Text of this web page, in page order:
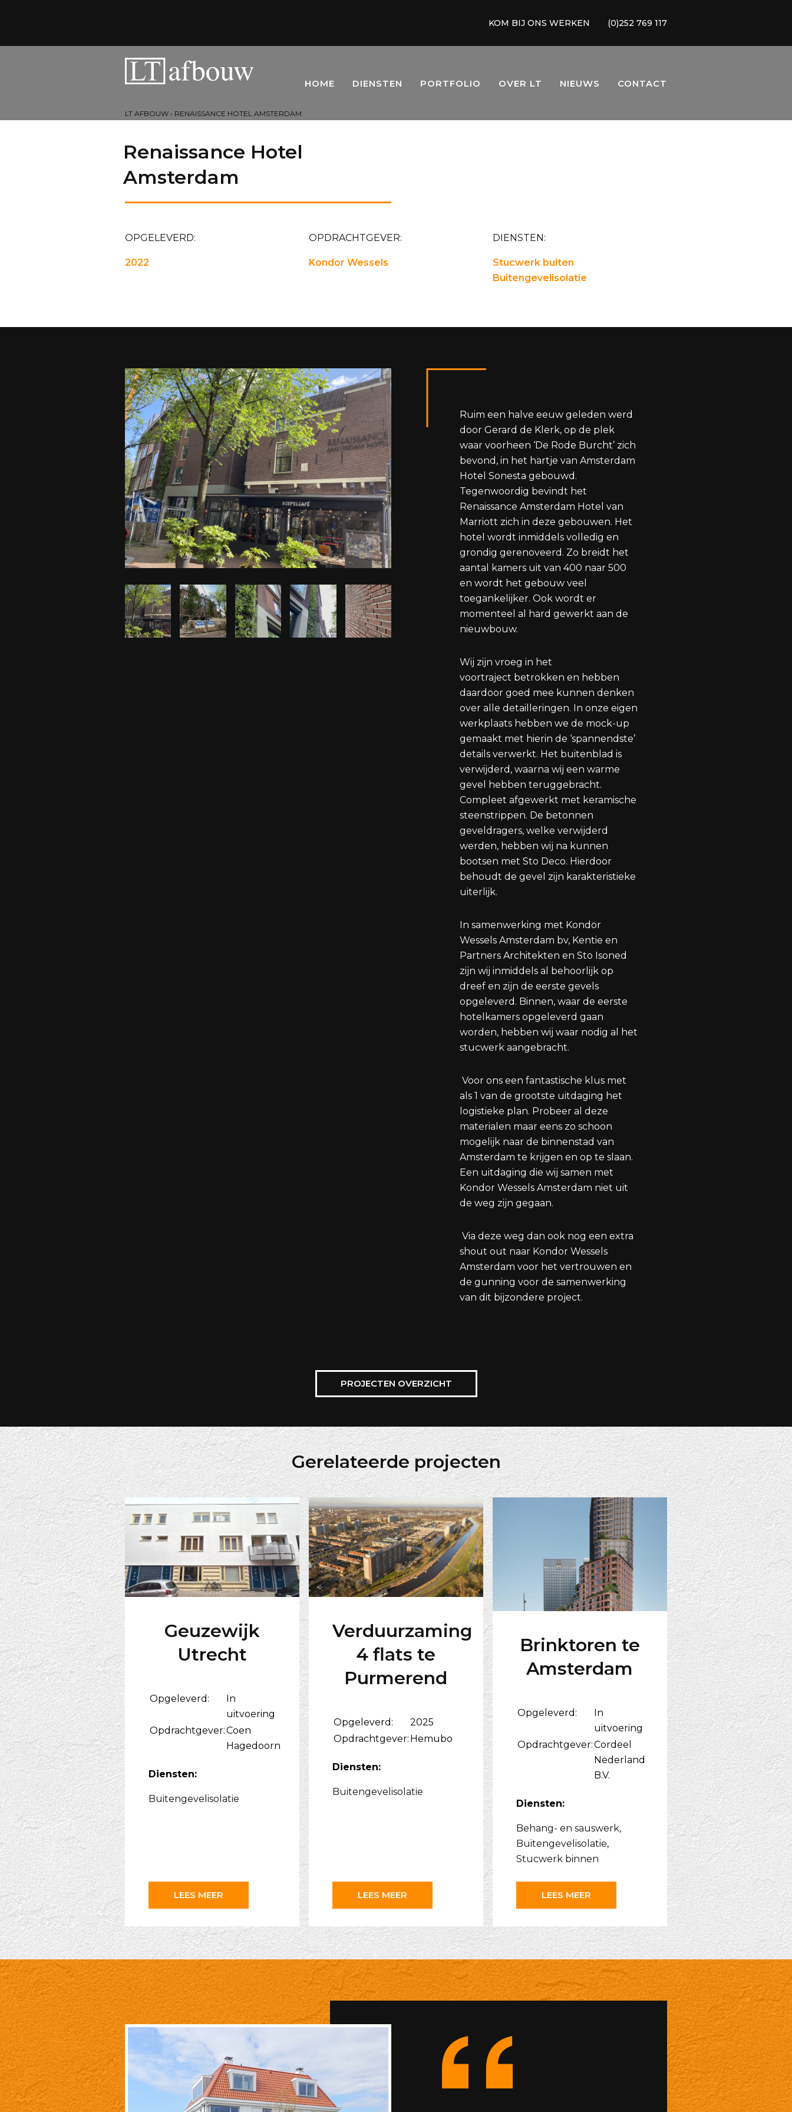
(0)252 769 117
KOM BIJ ONS WERKEN
HOME DIENSTEN PORTFOLIO OVER LT NIEUWS CONTACT
LT AFBOUW › RENAISSANCE HOTEL AMSTERDAM
Renaissance Hotel
Amsterdam
OPGELEVERD:
2022
OPDRACHTGEVER:
Kondor Wessels
DIENSTEN:
Stucwerk buiten
Buitengevelisolatie
Ruim een halve eeuw geleden werd
door Gerard de Klerk, op de plek
waar voorheen ‘De Rode Burcht’ zich
bevond, in het hartje van Amsterdam
Hotel Sonesta gebouwd.
Tegenwoordig bevindt het
Renaissance Amsterdam Hotel van
Marriott zich in deze gebouwen. Het
hotel wordt inmiddels volledig en
grondig gerenoveerd. Zo breidt het
aantal kamers uit van 400 naar 500
en wordt het gebouw veel
toegankelijker. Ook wordt er
momenteel al hard gewerkt aan de
nieuwbouw.
Wij zijn vroeg in het
voortraject betrokken en hebben
daardoor goed mee kunnen denken
over alle detailleringen. In onze eigen
werkplaats hebben we de mock-up
gemaakt met hierin de ‘spannendste’
details verwerkt. Het buitenblad is
verwijderd, waarna wij een warme
gevel hebben teruggebracht.
Compleet afgewerkt met keramische
steenstrippen. De betonnen
geveldragers, welke verwijderd
werden, hebben wij na kunnen
bootsen met Sto Deco. Hierdoor
behoudt de gevel zijn karakteristieke
uiterlijk.
In samenwerking met Kondor
Wessels Amsterdam bv, Kentie en
Partners Architekten en Sto Isoned
zijn wij inmiddels al behoorlijk op
dreef en zijn de eerste gevels
opgeleverd. Binnen, waar de eerste
hotelkamers opgeleverd gaan
worden, hebben wij waar nodig al het
stucwerk aangebracht.
Voor ons een fantastische klus met
als 1 van de grootste uitdaging het
logistieke plan. Probeer al deze
materialen maar eens zo schoon
mogelijk naar de binnenstad van
Amsterdam te krijgen en op te slaan.
Een uitdaging die wij samen met
Kondor Wessels Amsterdam niet uit
de weg zijn gegaan.
Via deze weg dan ook nog een extra
shout out naar Kondor Wessels
Amsterdam voor het vertrouwen en
de gunning voor de samenwerking
van dit bijzondere project.
PROJECTEN OVERZICHT
Gerelateerde projecten
Geuzewijk
Utrecht
Opgeleverd:
In
uitvoering
Opdrachtgever:Coen
Hagedoorn
Diensten:
Buitengevelisolatie
LEES MEER
Verduurzaming
4 flats te
Purmerend
Opgeleverd:
2025
Opdrachtgever: Hemubo
Diensten:
Buitengevelisolatie
LEES MEER
Brinktoren te
Amsterdam
Opgeleverd:
In
uitvoering
Opdrachtgever:Cordeel
Nederland
B.V.
Diensten:
Behang- en sauswerk,
Buitengevelisolatie,
Stucwerk binnen
LEES MEER